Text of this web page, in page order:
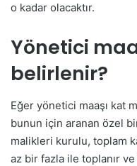
o kadar olacaktır.
Yönetici
belirlenir?
Eğer yönetici maaşı kat
bunun için aranan özel
malikleri kurulu, toplam
az bir fazla ile toplanır ve